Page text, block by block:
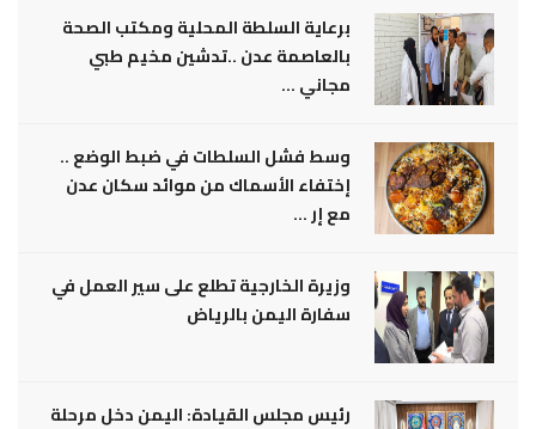
برعاية السلطة المحلية ومكتب الصحة
بالعاصمة عدن ..تدشين مخيم طبي
مجاني ...
وسط فشل السلطات في ضبط الوضع ..
إختفاء الأسماك من موائد سكان عدن
مع إر ...
وزيرة الخارجية تطلع على سير العمل في
سفارة اليمن بالرياض
رئيس مجلس القيادة: اليمن دخل مرحلة